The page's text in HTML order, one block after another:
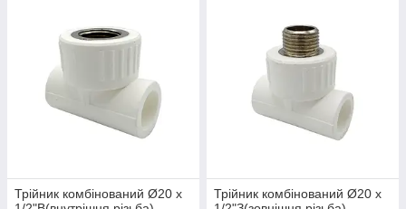
Трійник комбінований Ø20 x
Трійник комбінований Ø20 x